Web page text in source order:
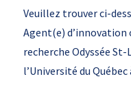
Veuillez trouver ci-
Agent(e)
recherche Odyssée
l’Université du Québec